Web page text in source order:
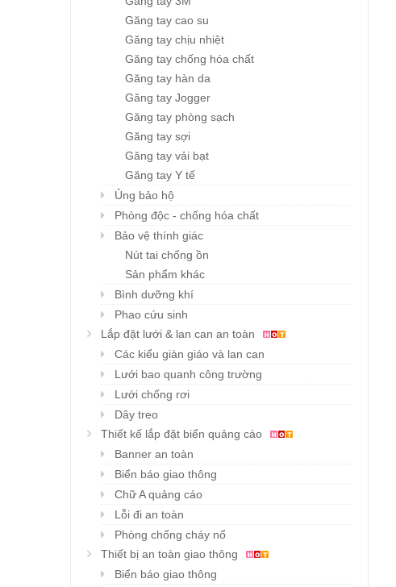
Găng tay cao su
Găng tay chịu nhiệt
Găng tay chống hóa chất
Găng tay hàn da
Găng tay Jogger
Găng tay phòng sạch
Găng tay sợi
Găng tay vải bạt
Găng tay Y tế
Ủng bảo hộ
Phòng độc - chống hóa chất
Bảo vệ thính giác
Nút tai chống ồn
Sản phẩm khác
Bình dưỡng khí
Phao cứu sinh
Lắp đặt lưới & lan can an toàn
Các kiểu giàn giáo và lan can
Lưới bao quanh công trường
Lưới chống rơi
Dây treo
Thiết kế lắp đặt biển quảng cáo
Banner an toàn
Biển báo giao thông
Chữ A quảng cáo
Lỗi đi an toàn
Phòng chống cháy nổ
Thiết bị an toàn giao thông
Biển báo giao thông